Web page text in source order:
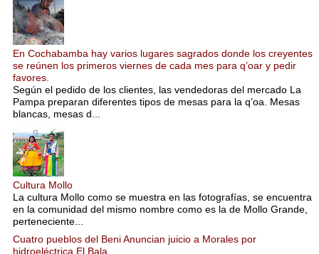
En Cochabamba hay varios lugares sagrados donde los creyentes
se reúnen los primeros viernes de cada mes para q’oar y pedir
favores.
Según el pedido de los clientes, las vendedoras del mercado La
Pampa preparan diferentes tipos de mesas para la q’oa. Mesas
blancas, mesas d...
Cultura Mollo
La cultura Mollo como se muestra en las fotografías, se encuentra
en la comunidad del mismo nombre como es la de Mollo Grande,
perteneciente...
Cuatro pueblos del Beni Anuncian juicio a Morales por
hidroeléctrica El Bala